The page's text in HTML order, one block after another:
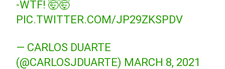
-WTF! 🤯🤯
PIC.TWITTER.COM/JP29ZKSPDV
— CARLOS DUARTE
(@CARLOSJDUARTE) MARCH 8, 2021